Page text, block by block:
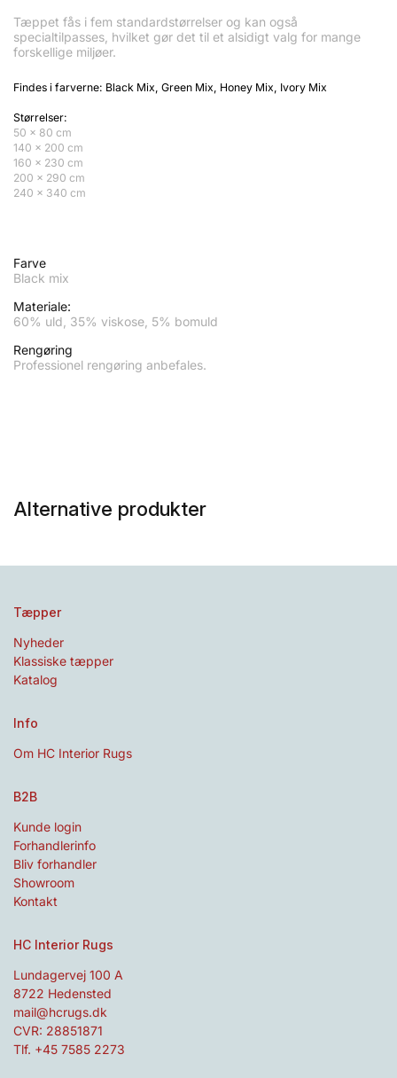
Tæppet fås i fem standardstørrelser og kan også
specialtilpasses, hvilket gør det til et alsidigt valg for mange
forskellige miljøer.
Findes i farverne: Black Mix, Green Mix, Honey Mix, Ivory Mix
Størrelser:
50 x 80 cm
140 x 200 cm
160 x 230 cm
200 x 290 cm
240 x 340 cm
Farve
Black mix
Materiale:
60% uld, 35% viskose, 5% bomuld
Rengøring
Professionel rengøring anbefales.
Alternative produkter
Tæpper
Nyheder
Klassiske tæpper
Katalog
Info
Om HC Interior Rugs
B2B
Kunde login
Forhandlerinfo
Bliv forhandler
Showroom
Kontakt
HC Interior Rugs
Lundagervej 100 A
8722 Hedensted
mail@hcrugs.dk
CVR: 28851871
Tlf. +45 7585 2273